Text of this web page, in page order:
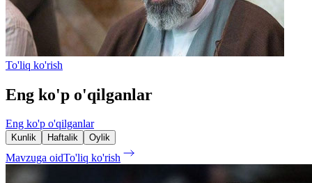
To'liq ko'rish
Eng ko'p o'qilganlar
Eng ko'p o'qilganlar
Kunlik Haftalik Oylik
Mavzuga oidTo'liq ko'rish